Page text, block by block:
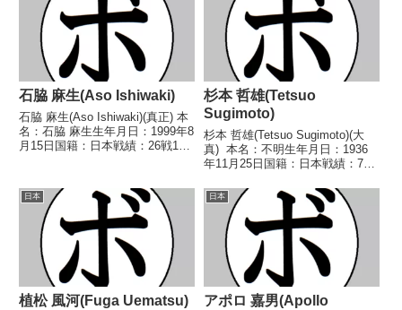
石脇 麻生(Aso Ishiwaki)
石脇 麻生(Aso Ishiwaki)(真正) 本
名：石脇 麻生生年月日：1999年8
月15日国籍：日本戦績：26戦16
人王 【戦歴】2017/08/11
●1RTKO 竹...
杉本 哲雄(Tetsuo
Sugimoto)
杉本 哲雄(Tetsuo Sugimoto)(大
真) 本名：不明生年月日：1936
年11月25日国籍：日本戦績：7戦
ル】1959年度西日本ライト級新
人王 【戦歴】1959/05/18 △4R
判定 高...
日本
植松 風河(Fuga Uematsu)
日本
アポロ 嘉男(Apollo